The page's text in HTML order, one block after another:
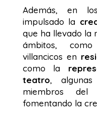
Además, en
impulsado la
que ha llevado la
ámbitos,
villancicos en
como la
teatro,
miembros del
fomentando la